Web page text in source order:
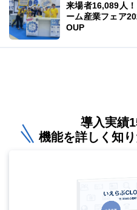
来場者16,089人
ーム産業フェア
OUP
導入実績
機能を詳しく知